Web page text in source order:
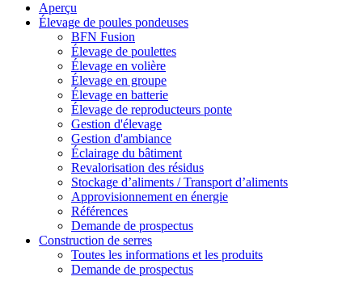
Aperçu
Élevage de poules pondeuses
BFN Fusion
Élevage de poulettes
Élevage en volière
Élevage en groupe
Élevage en batterie
Élevage de reproducteurs ponte
Gestion d'élevage
Gestion d'ambiance
Éclairage du bâtiment
Revalorisation des résidus
Stockage d’aliments / Transport d’aliments
Approvisionnement en énergie
Références
Demande de prospectus
Construction de serres
Toutes les informations et les produits
Demande de prospectus